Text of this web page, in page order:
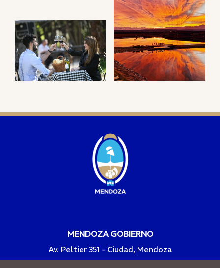
MENDOZA GOBIERNO
Av. Peltier 351 - Ciudad, Mendoza